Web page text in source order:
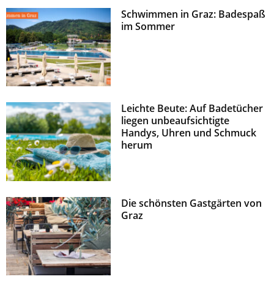
Schwimmen in Graz: Badespaß
im Sommer
Leichte Beute: Auf Badetücher
liegen unbeaufsichtigte
Handys, Uhren und Schmuck
herum
Die schönsten Gastgärten von
Graz